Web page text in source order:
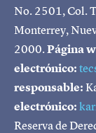
No. 2501, Col.
Monterrey,
2000.Página
electrónico:
responsable:
electrónico:
Reserva de